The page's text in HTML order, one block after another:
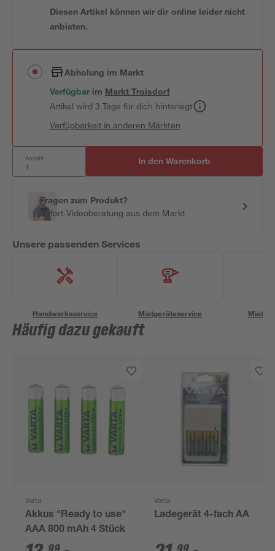
Diesen Artikel können wir dir online leider nicht
anbieten.
Abholung im Markt
Verfügbar im MarktTroisdorf
Artikel wird 3 Tage für dich hinterlegt
Verfügbarkeit in anderen Märkten
Anzahl: In den Warenkorb
Fragen zum Produkt?
Sofort-Videoberatung aus dem Markt
Unsere passenden Services
Handwerksservice Mietgeräteservice
Häufig dazu gekauft
Varta
Akkus "Ready to use"
AAA 800 mAh 4 Stück
Varta
Ladegerät 4-fach AA